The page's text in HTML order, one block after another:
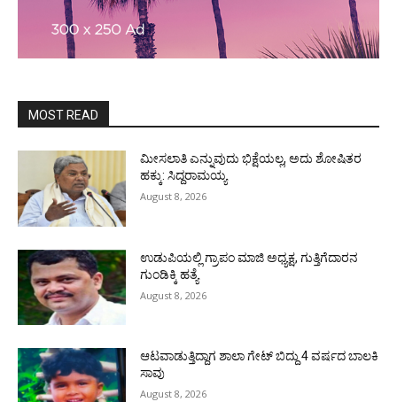
MOST READ
ಮೀಸಲಾತಿ ಎನ್ನುವುದು ಭಿಕ್ಷೆಯಲ್ಲ, ಅದು ಶೋಷಿತರ
ಹಕ್ಕು: ಸಿದ್ದರಾಮಯ್ಯ
August 8, 2026
ಉಡುಪಿಯಲ್ಲಿ ಗ್ರಾಪಂ ಮಾಜಿ ಅಧ್ಯಕ್ಷ, ಗುತ್ತಿಗೆದಾರನ
ಗುಂಡಿಕ್ಕಿ ಹತ್ಯೆ
August 8, 2026
ಆಟವಾಡುತ್ತಿದ್ದಾಗ ಶಾಲಾ ಗೇಟ್‌ ಬಿದ್ದು 4 ವರ್ಷದ ಬಾಲಕಿ
ಸಾವು
August 8, 2026